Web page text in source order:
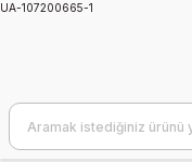
UA-107200665-1